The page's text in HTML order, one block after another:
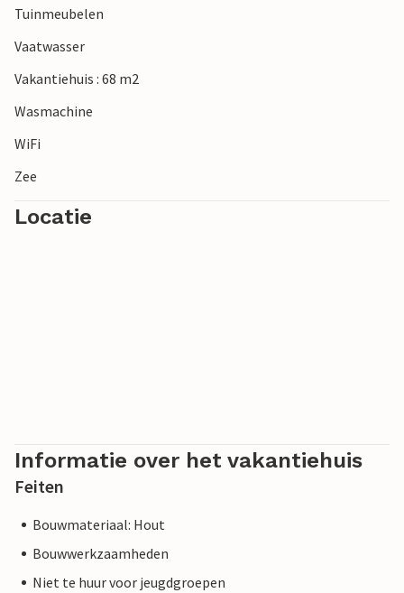
Tuinmeubelen
Vaatwasser
Vakantiehuis : 68 m2
Wasmachine
WiFi
Zee
Locatie
Informatie over het vakantiehuis
Feiten
Bouwmateriaal: Hout
Bouwwerkzaamheden
Niet te huur voor jeugdgroepen